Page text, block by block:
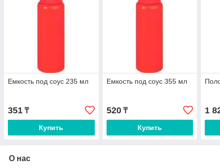
Емкость под соус 235 мл
351 ₸
Купить
Емкость под соус 355 мл
520₸
Купить
1
О нас